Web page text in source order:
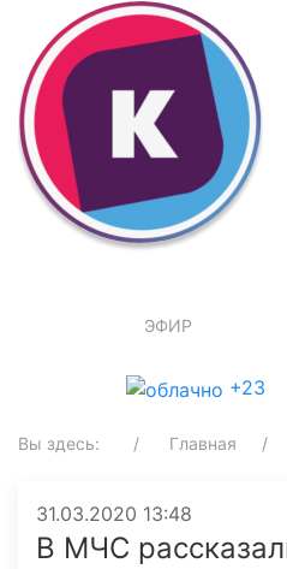
ЭФИР
+23
Вы здесь: Главная
31.03.2020 13:48
В МЧС